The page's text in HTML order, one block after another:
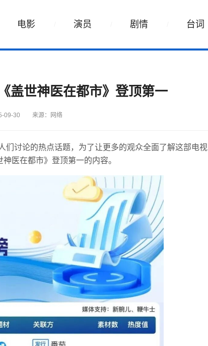
电影 演员 剧情 台词
盖世神医在都市》登顶第一
09-30 来源：网络
讨论的热点话题，为了让更多的观众全面了解这部电视
医在都市》登顶第一的内容。